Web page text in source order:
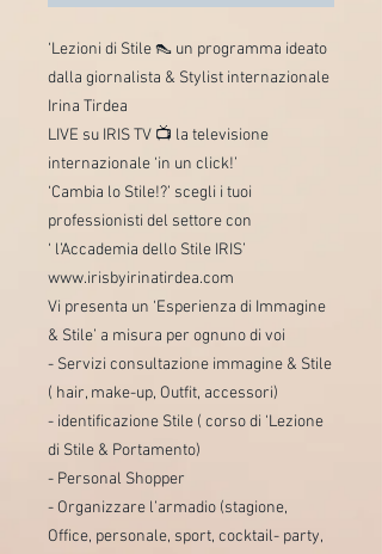
‘Lezioni di Stile 👠 un programma ideato
dalla giornalista & Stylist internazionale
Irina Tirdea
LIVE su IRIS TV 📺 la televisione
internazionale ‘in un click!’
‘Cambia lo Stile!?’ scegli i tuoi
professionisti del settore con
‘ l’Accademia dello Stile IRIS’
www.irisbyirinatirdea.com
Vi presenta un ‘Esperienza di Immagine
& Stile’ a misura per ognuno di voi
- Servizi consultazione immagine & Stile
( hair, make-up, Outfit, accessori)
- identificazione Stile ( corso di ‘Lezione
di Stile & Portamento)
- Personal Shopper
- Organizzare l’armadio (stagione,
Office, personale, sport, cocktail- party,